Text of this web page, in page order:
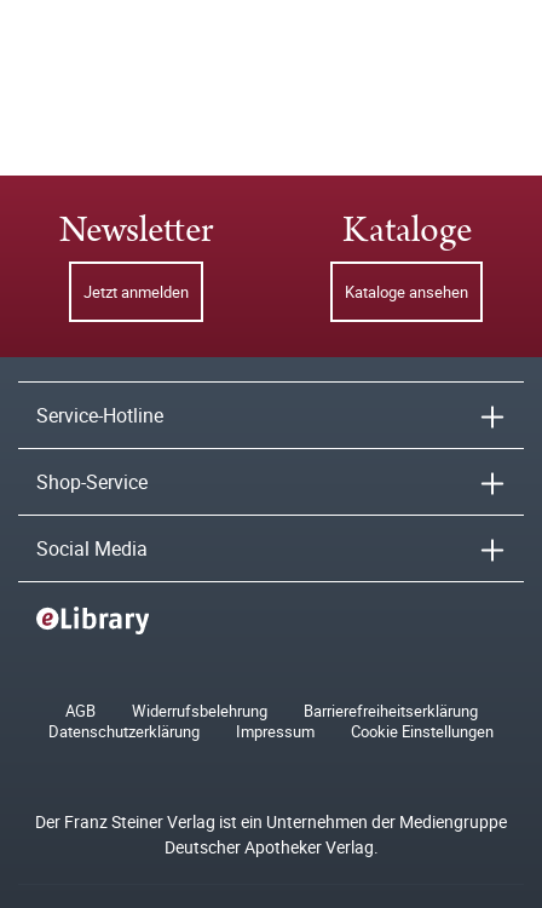
Newsletter
Jetzt anmelden
Kataloge
Kataloge ansehen
Service-Hotline
Shop-Service
Social Media
AGB Widerrufsbelehrung
Barrierefreiheitserklärung
Datenschutzerklärung
Impressum Cookie Einstellungen
Der Franz Steiner Verlag ist ein Unternehmen der Mediengruppe
Deutscher Apotheker Verlag.